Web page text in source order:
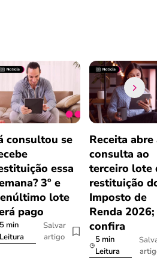
consultou se
essa
3º e
lote
pago
5 min
Leitura
Salvar
artigo
Receita abre
consulta ao
terceiro lote
restituição
Imposto de
Renda 2026;
confira
5 min
Leitura